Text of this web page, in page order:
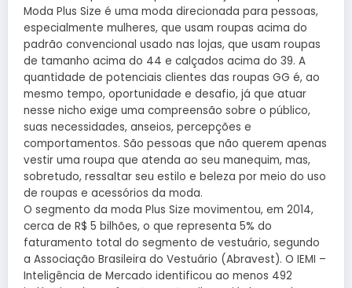
Moda Plus Size é uma moda direcionada para pessoas,
especialmente mulheres, que usam roupas acima do
padrão convencional usado nas lojas, que usam roupas
de tamanho acima do 44 e calçados acima do 39. A
quantidade de potenciais clientes das roupas GG é, ao
mesmo tempo, oportunidade e desafio, já que atuar
nesse nicho exige uma compreensão sobre o público,
suas necessidades, anseios, percepções e
comportamentos. São pessoas que não querem apenas
vestir uma roupa que atenda ao seu manequim, mas,
sobretudo, ressaltar seu estilo e beleza por meio do uso
de roupas e acessórios da moda.
O segmento da moda Plus Size movimentou, em 2014,
cerca de R$ 5 bilhões, o que representa 5% do
faturamento total do segmento de vestuário, segundo
a Associação Brasileira do Vestuário (Abravest). O IEMI –
Inteligência de Mercado identificou ao menos 492